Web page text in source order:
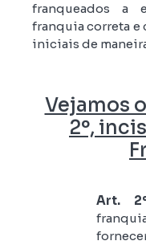
franqueados a
franquia correta e
iniciais de
Vejamos
2º,
Art.